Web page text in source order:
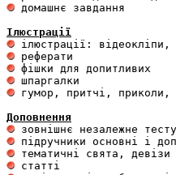
домашнє завдання
Ілюстрації
гумор, притчі, приколи,
Доповнення